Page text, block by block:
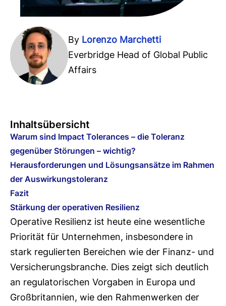
By Lorenzo Marchetti
Everbridge Head of Global Public
Affairs
Inhaltsübersicht
Warum sind Impact Tolerances – die Toleranz
gegenüber Störungen – wichtig?
Herausforderungen und Lösungsansätze im Rahmen
der Auswirkungstoleranz
Fazit
Stärkung der operativen Resilienz
Operative Resilienz ist heute eine wesentliche
Priorität für Unternehmen, insbesondere in
stark regulierten Bereichen wie der Finanz- und
Versicherungsbranche. Dies zeigt sich deutlich
an regulatorischen Vorgaben in Europa und
Großbritannien, wie den Rahmenwerken der